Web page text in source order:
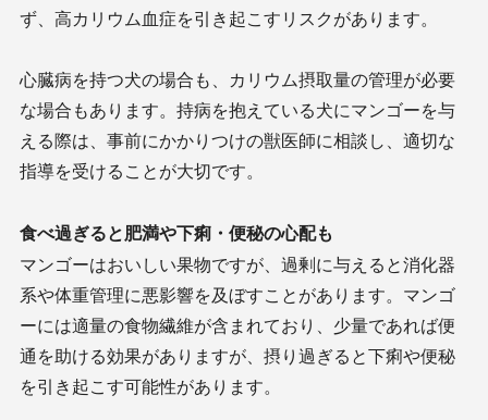
ず、高カリウム血症を引き起こすリスクがあります。
心臓病を持つ犬の場合も、カリウム摂取量の管理が必要
な場合もあります。持病を抱えている犬にマンゴーを与
える際は、事前にかかりつけの獣医師に相談し、適切な
指導を受けることが大切です。
食べ過ぎると肥満や下痢・便秘の心配も
マンゴーはおいしい果物ですが、過剰に与えると消化器
系や体重管理に悪影響を及ぼすことがあります。マンゴ
ーには適量の食物繊維が含まれており、少量であれば便
通を助ける効果がありますが、摂り過ぎると下痢や便秘
を引き起こす可能性があります。